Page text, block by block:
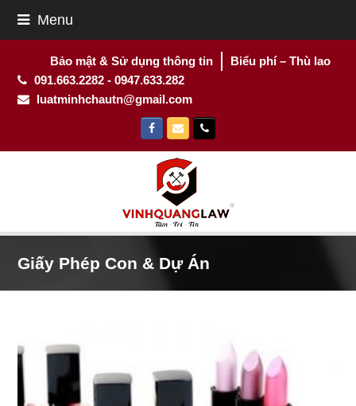
Menu
Bảo mật & Sử dụng thông tin
Biểu phí – Thù lao
091.663.2282 - 0947.633.282
luatminhchautn@gmail.com
Facebook
EmailPhone
Giấy Phép Con & Dự Án